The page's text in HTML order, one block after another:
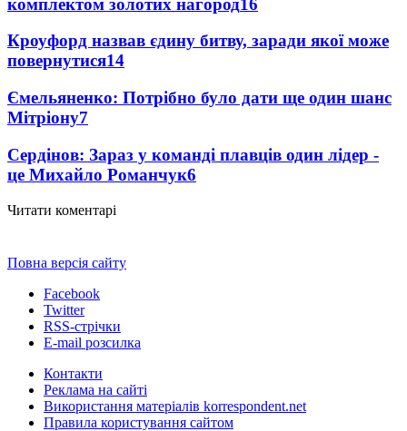
Кроуфорд назвав єдину битву, заради якої може
повернутися14
Ємельяненко: Потрібно було дати ще один шанс
Мітріону7
Сердінов: Зараз у команді плавців один лідер -
це Михайло Романчук6
Читати коментарі
Повна версія сайту
Facebook
Twitter
RSS-стрічки
E-mail розсилка
Контакти
Реклама на сайті
Використання матеріалів korrespondent.net
Правила користування сайтом